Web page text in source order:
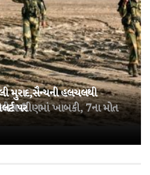
થઈ!
બસ ખીણમાં ખાબકી, 7ના મોત
મુરાદ,સૈન્યની હલચલથી
પર